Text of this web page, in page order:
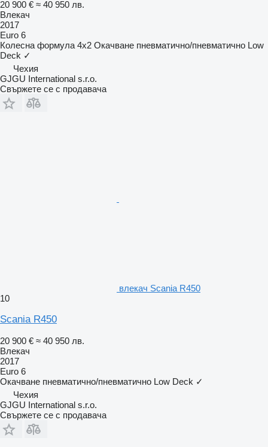
20 900 € ≈ 40 950 лв.
Влекач
2017
Euro 6
Колесна формула 4x2 Окачване пневматично/пневматично Low
Deck ✓
Чехия
GJGU International s.r.o.
Свържете се с продавача
влекач Scania R450
10
Scania R450
20 900 € ≈ 40 950 лв.
Влекач
2017
Euro 6
Окачване пневматично/пневматично Low Deck ✓
Чехия
GJGU International s.r.o.
Свържете се с продавача